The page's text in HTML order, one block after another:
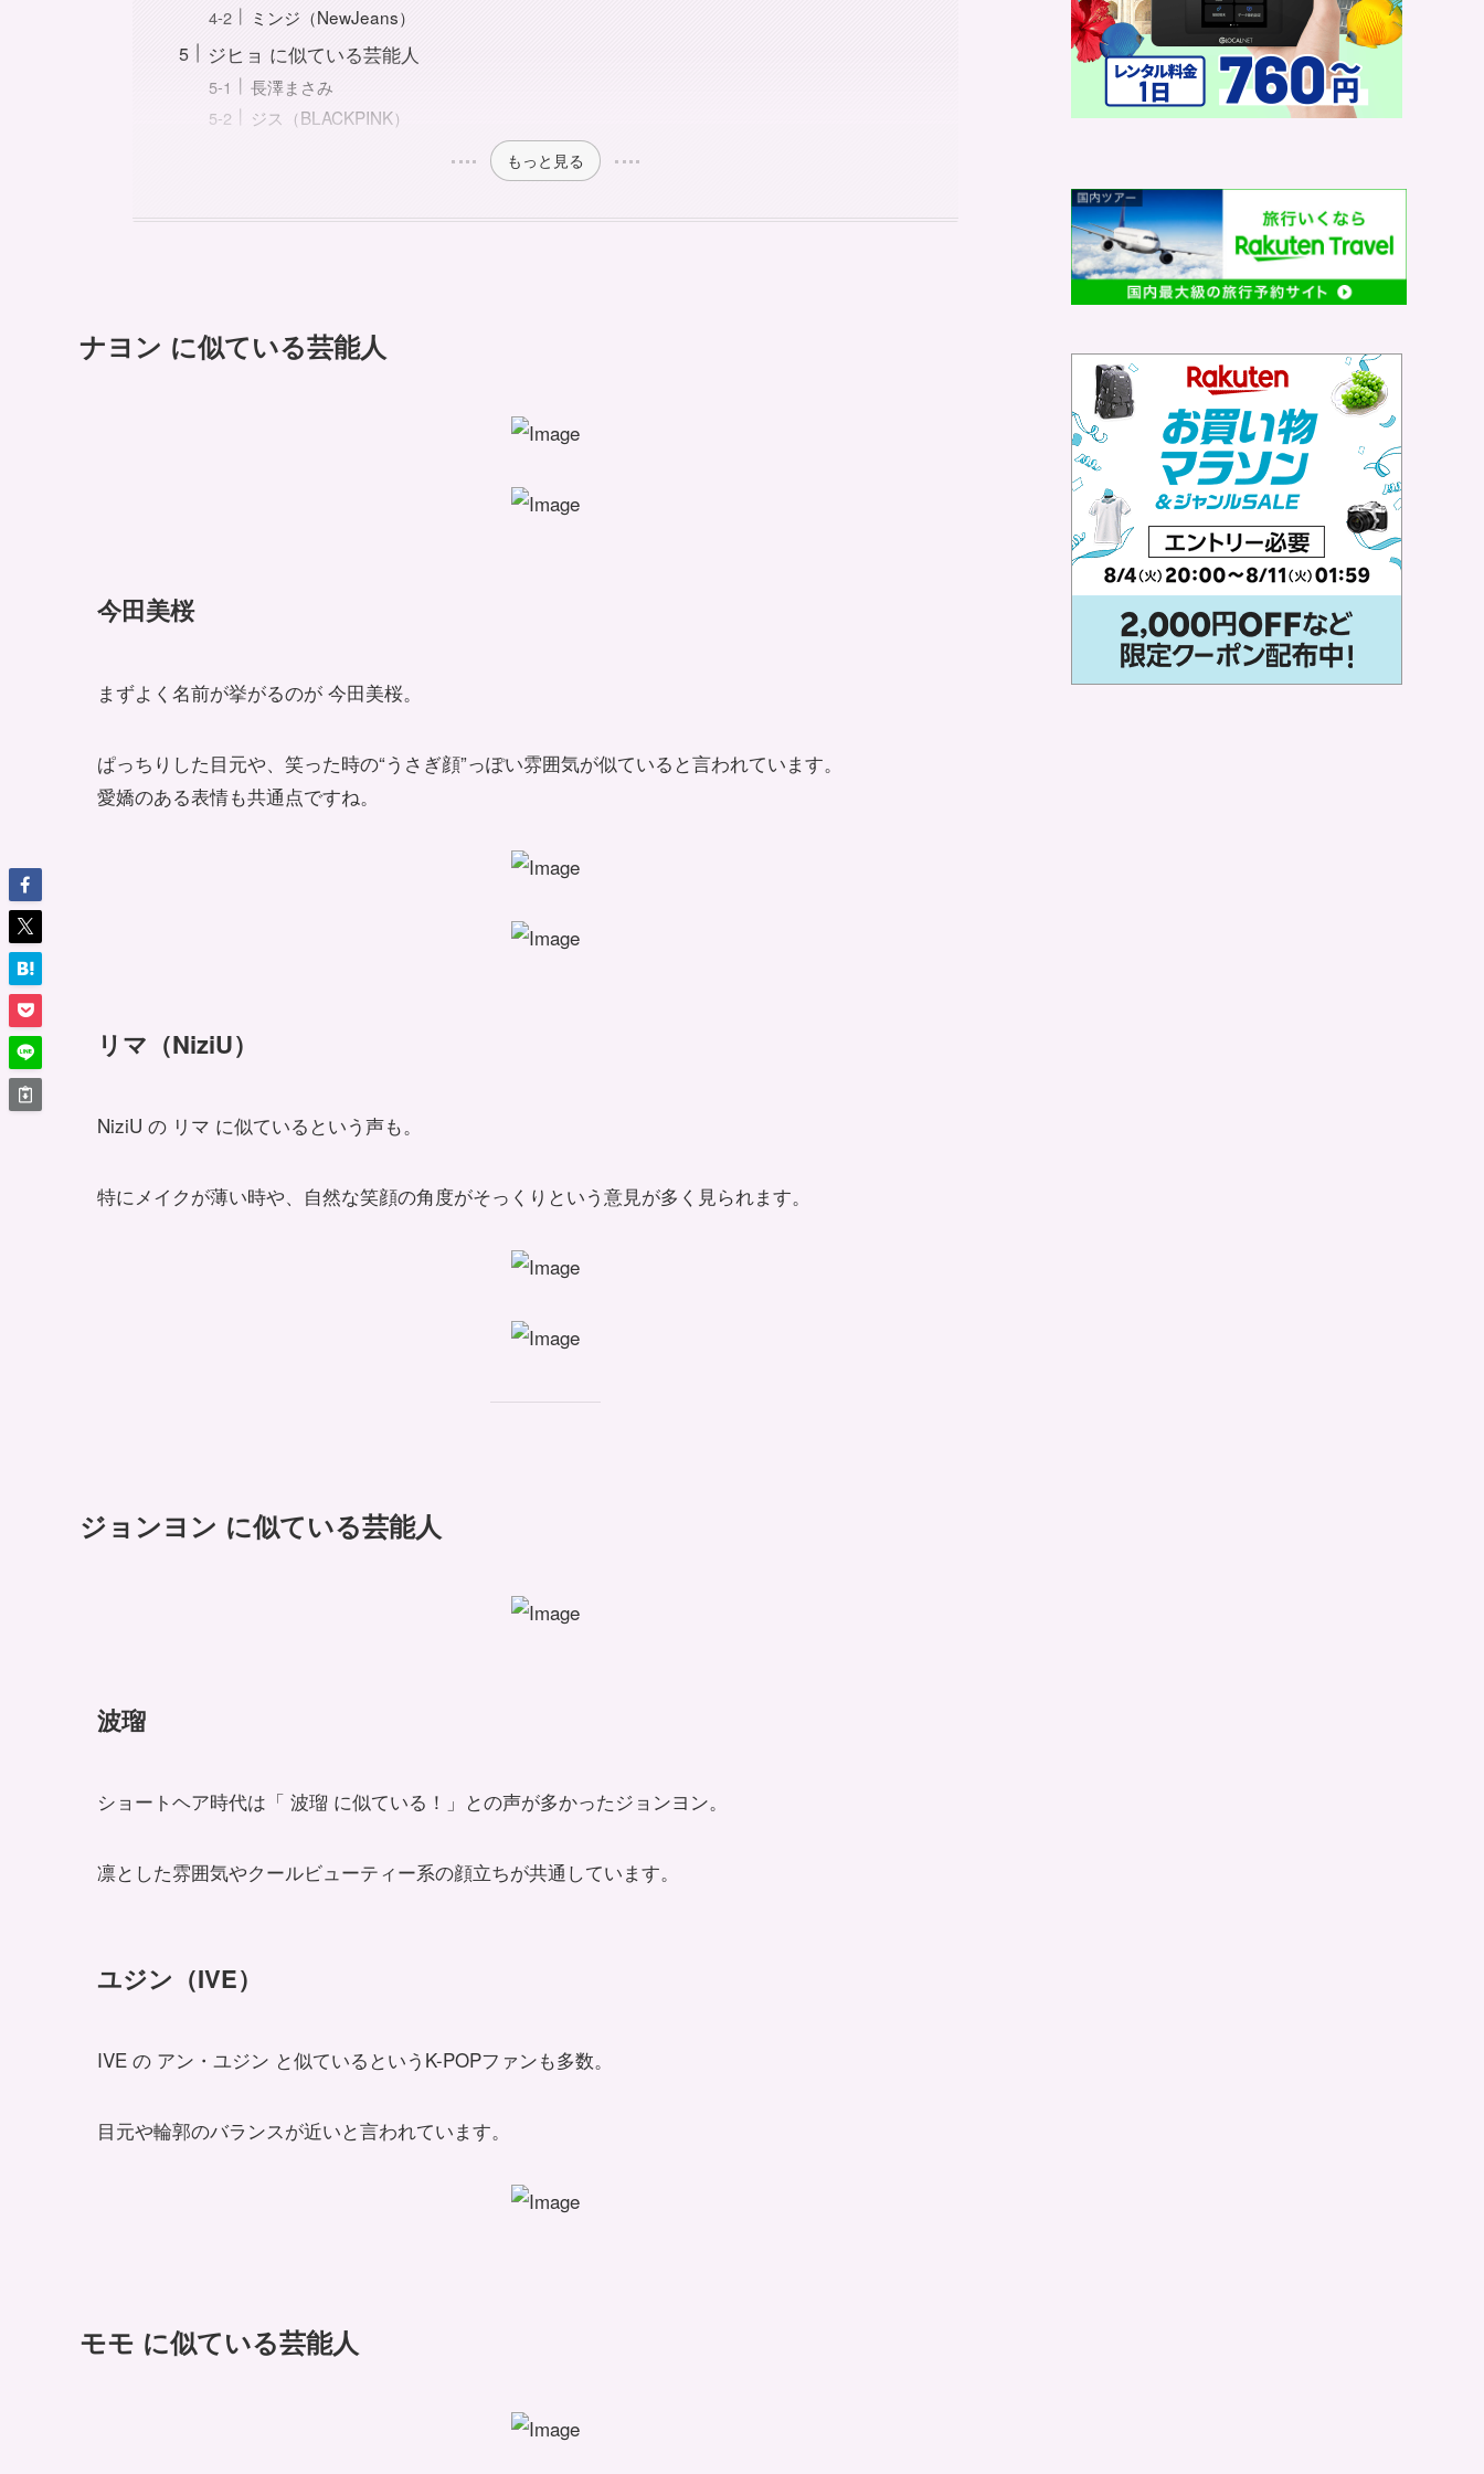
ミンジ（NewJeans）
ジヒョ に似ている芸能人
長澤まさみ
ジス（BLACKPINK）
もっと見る
ナヨン に似ている芸能人
今田美桜
まずよく名前が挙がるのが 今田美桜。
ぱっちりした目元や、笑った時の“うさぎ顔”っぽい雰囲気が似ていると言われています。
愛嬌のある表情も共通点ですね。
リマ（NiziU）
NiziU の リマ に似ているという声も。
特にメイクが薄い時や、自然な笑顔の角度がそっくりという意見が多く見られます。
ジョンヨン に似ている芸能人
波瑠
ショートヘア時代は「 波瑠 に似ている！」との声が多かったジョンヨン。
凛とした雰囲気やクールビューティー系の顔立ちが共通しています。
ユジン（IVE）
IVE の アン・ユジン と似ているというK-POPファンも多数。
目元や輪郭のバランスが近いと言われています。
モモ に似ている芸能人